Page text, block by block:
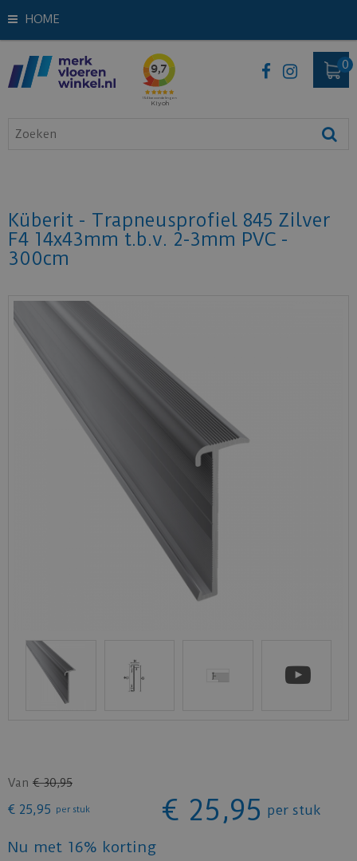
HOME
Küberit - Trapneusprofiel 845 Zilver
F4 14x43mm t.b.v. 2-3mm PVC -
300cm
Van € 30,95
€ 25,95 per stuk € 25,95 per stuk
Nu met 16% korting